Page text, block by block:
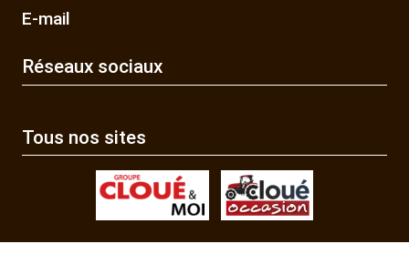
E-mail
Réseaux sociaux
Tous nos sites